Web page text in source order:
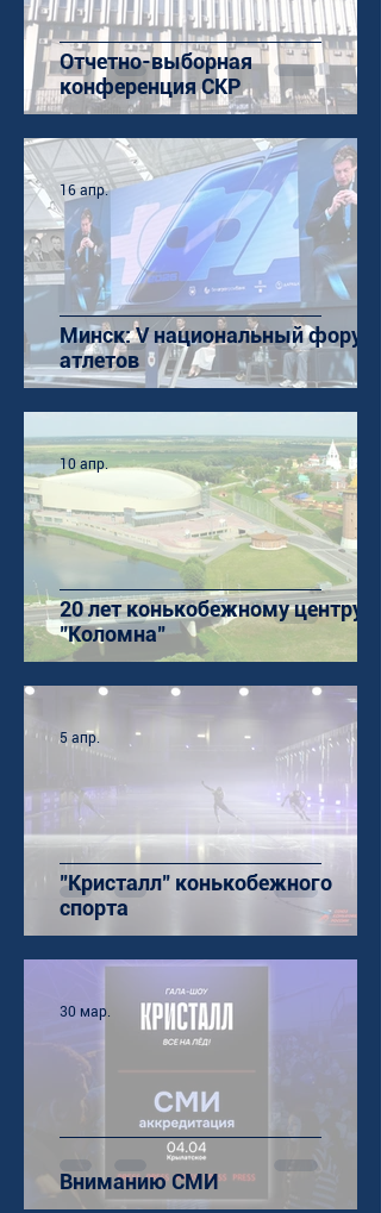
Отчетно-выборная
конференция СКР
Минск: V национальный форум
атлетов
16 апр.
20 лет конькобежному центру
"Коломна"
10 апр.
"Кристалл" конькобежного
спорта
5 апр.
Вниманию СМИ
30 мар.